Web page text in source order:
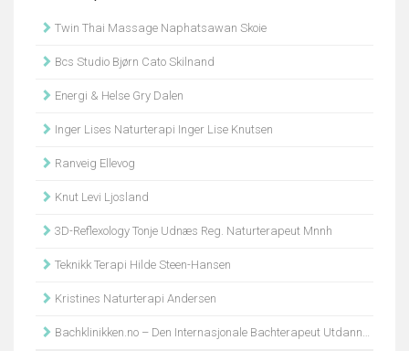
Twin Thai Massage Naphatsawan Skoie
Bcs Studio Bjørn Cato Skilnand
Energi & Helse Gry Dalen
Inger Lises Naturterapi Inger Lise Knutsen
Ranveig Ellevog
Knut Levi Ljosland
3D-Reflexology Tonje Udnæs Reg. Naturterapeut Mnnh
Teknikk Terapi Hilde Steen-Hansen
Kristines Naturterapi Andersen
Bachklinikken.no – Den Internasjonale Bachterapeut Utdannelse Gro Midthun